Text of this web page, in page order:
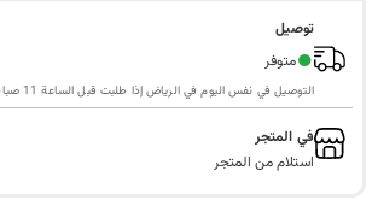
توصيل
●متوفر
التوصيل في نفس اليوم في الرياض إذا طلبت قبل الساعة 11 صباحاً.
في المتجر
استلام من المتجر